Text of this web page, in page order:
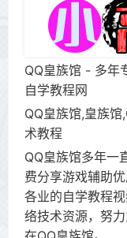
QQ皇族馆 - 多年
自学教程网
QQ皇族馆,皇族
术教程
QQ皇族馆多年一
费分享游戏辅助
各业的自学教程
络技术资源，努